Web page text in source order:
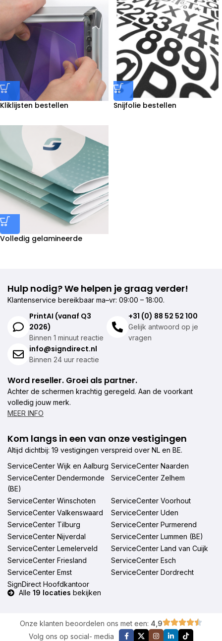
Kliklijsten bestellen Snijfolie bestellen
Volledig gelamineerde
Hulp nodig? We helpen je graag verder!
Klantenservice bereikbaar ma–vr: 09:00 – 18:00.
PrintAI (vanaf Q3
2026)
Binnen 1 minuut reactie
+31 (0) 88 52 52 100
Gelijk antwoord op je
vragen
info@signdirect.nl
Binnen 24 uur reactie
Word reseller. Groei als partner.
Achter de schermen krachtig geregeld. Aan de voorkant
volledig jouw merk.
MEER INFO
Kom langs in een van onze vestigingen
Altijd dichtbij: 19 vestigingen verspreid over NL en BE.
ServiceCenter Wijk en Aalburg ServiceCenter Naarden
ServiceCenter Dendermonde
(BE)
ServiceCenter Zelhem
ServiceCenter Winschoten
ServiceCenter Voorhout
ServiceCenter Valkenswaard
ServiceCenter Uden
ServiceCenter Tilburg
ServiceCenter Purmerend
ServiceCenter Nijverdal
ServiceCenter Lummen (BE)
ServiceCenter Lemelerveld
ServiceCenter Land van Cuijk
ServiceCenter Friesland
ServiceCenter Esch
ServiceCenter Emst
ServiceCenter Dordrecht
SignDirect Hoofdkantoor
Alle 19 locaties bekijken
Onze klanten beoordelen ons met een: 4,9
Volg ons op social- media